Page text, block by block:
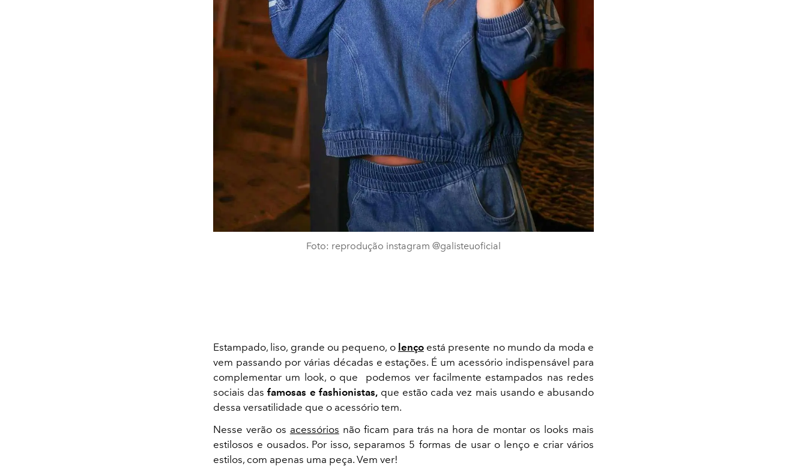
Foto: reprodução instagram @galisteuoficial
Estampado, liso, grande ou pequeno, o lençoestá presente no mundo da moda e
vem passando por várias décadas e estações. É um acessório indispensável para
complementar um look, o que podemos ver facilmente estampados nas redes
sociais dasfamosas e fashionistas,que estão cada vez mais usando e abusando
dessa versatilidade que o acessório tem.
Nesse verão os acessórios não ficam para trás na hora de montar os looks mais
estilosos e ousados. Por isso, separamos 5 formas de usar o lenço e criar vários
estilos, com apenas uma peça. Vem ver!